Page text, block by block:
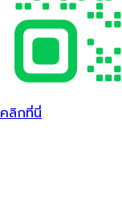
คลิกที่นี่